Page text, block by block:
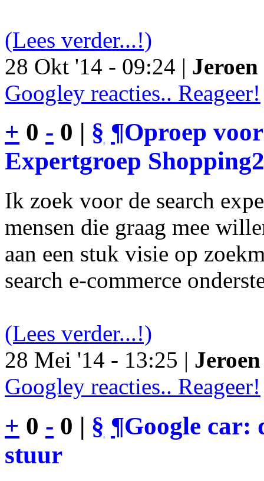
(Lees verder...!)
28 Okt '14 - 09:24 |
Googley reacties.. Reageer!
+ 0 - 0 | § ¶Oproep
Expertgroep
Ik zoek voor de search
mensen die graag mee
aan een stuk visie op
search e-commerce
(Lees verder...!)
28 Mei '14 - 13:25 |
Googley reacties.. Reageer!
+ 0 - 0 | § ¶Google car:
stuur